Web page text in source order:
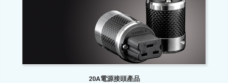
20A電源接頭產品